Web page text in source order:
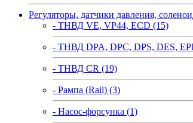
Регуляторы, датчики давления,
- ТНВД VE, VP44, ECD (15)
- ТНВД DPA, DPC, DPS, DES,
- ТНВД CR (19)
- Рампа (Rail) (3)
- Насос-форсунка (1)